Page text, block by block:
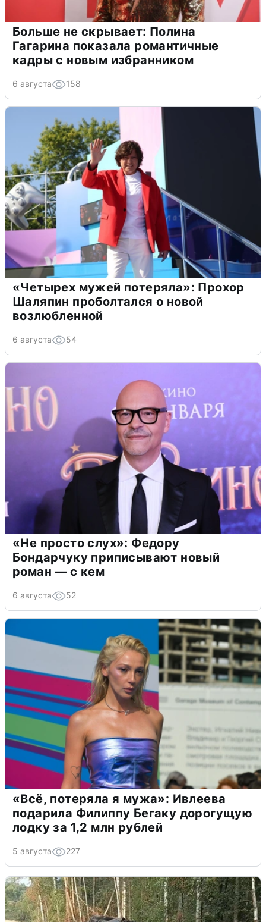
Больше не скрывает: Полина
Гагарина показала романтичные
кадры с новым избранником
6 августа 158
«Четырех мужей потеряла»: Прохор
Шаляпин проболтался о новой
возлюбленной
6 августа 54
«Не просто слух»: Федору
Бондарчуку приписывают новый
роман — с кем
6 августа 52
«Всё, потеряла я мужа»: Ивлеева
подарила Филиппу Бегаку дорогущую
лодку за 1,2 млн рублей
5 августа 227